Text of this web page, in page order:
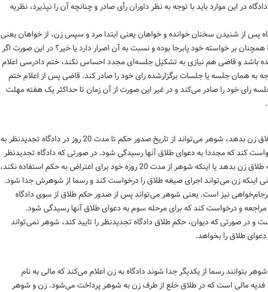
در این موارد باید با توجه به نظر داوران رأی صادر و چنانچه آن را نپذیرد، نظریه
پس از شنیدن سخنان خوانده و خواهان یعنی ابتدا مرد و سپس زن، از خواهان یعنی
بر خواسته خود پابرجا بوده و نسبت به آن اصرار دارد یا خیر؟ در این ‌صورت اگر
باشد و قاضی هم نیازی به تشکیل جلسه‌ای مجدد احساس نکند، ختم دادرسی اعلام
به همان جلسه یا جلسات برگزارشده رای خود را صادر کند. قاضی پس از اعلام ختم
رای خود را صادر می‌کند و در غیر این‌ صورت از آن زمان تا حداکثر یک هفته مهلت
در صورتی که دادگاه حکم به طلاق زن بدهد، شوهر می‌تواند از تاریخ صدور حکم تا مدت 20 روز در دادگاه تجدیدنظر به
کند که مجددا به دعوای طلاق آنها رسیدگی شود. در صورتی‌ که دادگاه تجدیدنظر
پس از بررسی، بار دیگر حکم به طلاق زن بدهد یا اینکه شوهر از مدت 20 روزه خود برای اعتراض به حکم استفاده نکند،
زن می‌تواند اجرای صیغه طلاق را درخواست کند و رسما از شوهرش جدا شود.
نیز است. یعنی شوهر می‌تواند پس از صدور حکم طلاق از سوی دادگاه
و درخواست کند که برای مرحله سوم به دعوای طلاق آنها رسیدگی شود.
و در صورتی که دیوان، حکم طلاق دادگاه تجدیدنظر را تایید کند، شوهر نمی‌تواند
طلاق را بخواهد.
بتوانند رسما از یکدیگر جدا شوند دادگاه به زن اعلام می‌کند که مالی به نام
فدیه مالی است که در طلاق خلع از طرف زن به شوهر پرداخت می‌شود. زن و شوهر